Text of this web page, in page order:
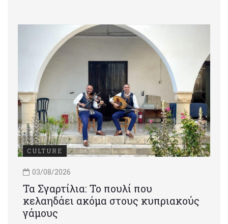
CULTURE
03/08/2026
Τα Σγαρτίλια: Το πουλί που
κελαηδάει ακόμα στους κυπριακούς
γάμους